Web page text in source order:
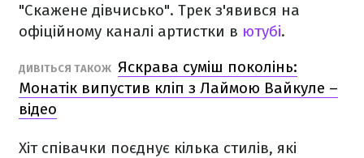
"Скажене дівчисько". Трек з'явився на
офіційному каналі артистки в ютубі.
ДИВІТЬСЯ ТАКОЖ Яскрава суміш поколінь:
Монатік випустив кліп з Лаймою Вайкуле –
відео
Хіт співачки поєднує кілька стилів, які